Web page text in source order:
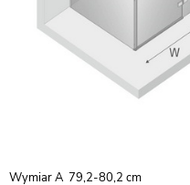
Wymiar A 79,2-80,2 cm